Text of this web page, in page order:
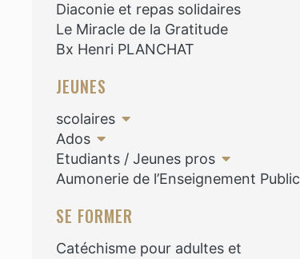
Diaconie et repas solidaires
Le Miracle de la Gratitude
Bx Henri PLANCHAT
JEUNES
scolaires
Ados
Etudiants / Jeunes pros
Aumonerie de l’Enseignement Public
SE FORMER
Catéchisme pour adultes et